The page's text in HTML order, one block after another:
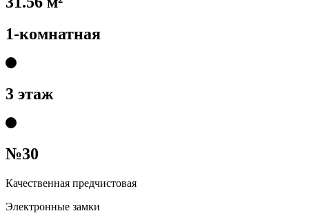
1-комнатная
3 этаж
№30
Качественная предчистовая
Электронные замки